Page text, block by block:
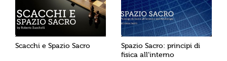
Scacchi e Spazio Sacro
Spazio Sacro: principi di
fisica all’interno